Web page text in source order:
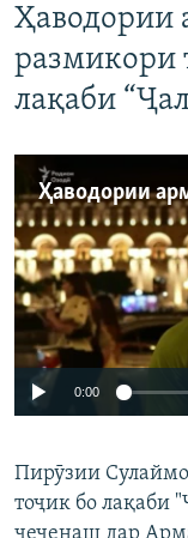
Ҳаводории
размикори
лақаби
Auto
0:00
Пирӯзии
тоҷик бо лақаби